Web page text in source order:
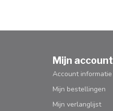
Mijn account
Account informatie
Mijn bestellingen
Mijn verlanglijst